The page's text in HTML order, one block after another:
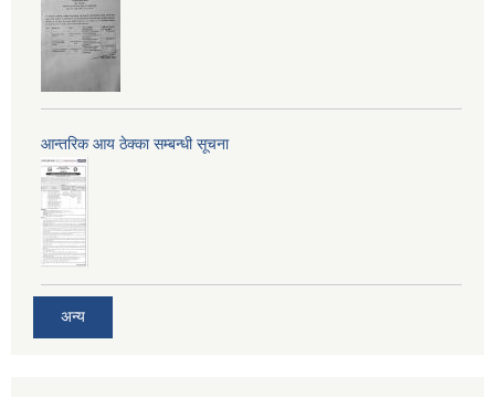
आन्तरिक आय ठेक्का सम्बन्धी सूचना
अन्य